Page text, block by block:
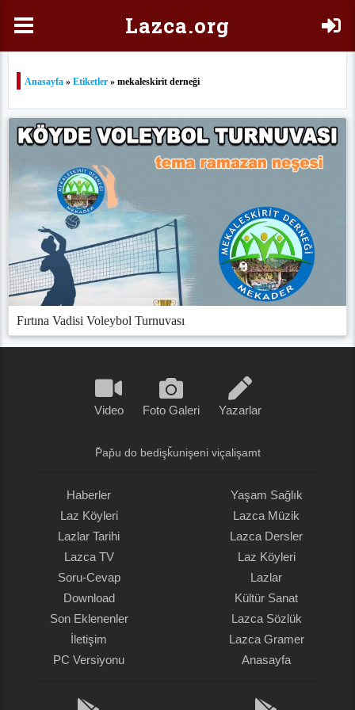
Lazca.org
Anasayfa » Etiketler » mekaleskirit derneği
Fırtına Vadisi Voleybol Turnuvası
Video Foto Galeri Yazarlar
P̌ap̌u do bedişǩunişeni viçalişamt
Haberler
Laz Köyleri
Lazlar Tarihi
Lazca TV
Soru-Cevap
Download
Son Eklenenler
İletişim
PC Versiyonu
Yaşam Sağlık
Lazca Müzik
Lazca Dersler
Laz Köyleri
Lazlar
Kültür Sanat
Lazca Sözlük
Lazca Gramer
Anasayfa